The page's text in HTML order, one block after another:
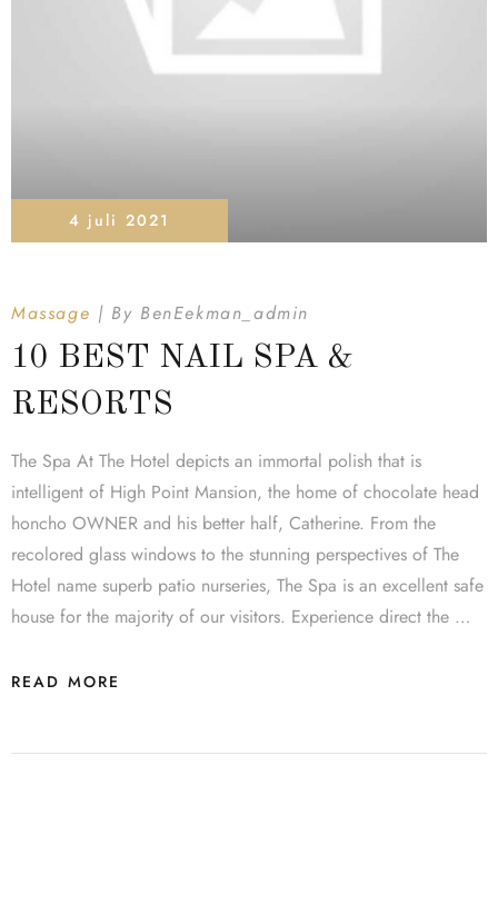
4 juli 2021
Massage By BenEekman_admin
10 BEST NAIL SPA &
RESORTS
The Spa At The Hotel depicts an immortal polish that is
intelligent of High Point Mansion, the home of chocolate head
honcho OWNER and his better half, Catherine. From the
recolored glass windows to the stunning perspectives of The
Hotel name superb patio nurseries, The Spa is an excellent safe
house for the majority of our visitors. Experience direct the …
READ MORE